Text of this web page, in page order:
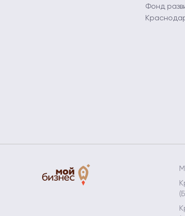
Фонд